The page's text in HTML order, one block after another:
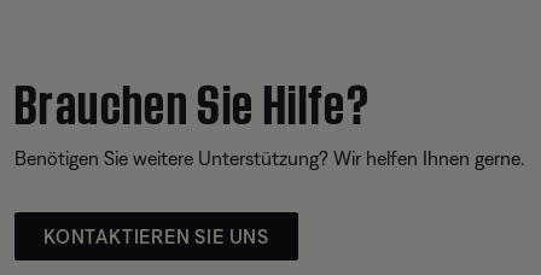
Brauchen Sie Hilfe?
Benötigen Sie weitere Unterstützung? Wir helfen Ihnen gerne.
KONTAKTIEREN SIE UNS